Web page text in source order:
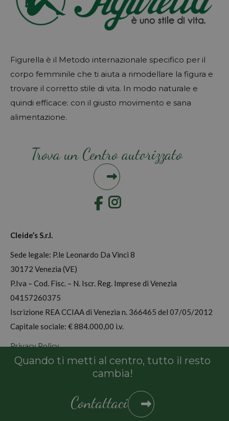
Figurella è il Metodo internazionale specifico per il
corpo femminile che ti aiuta a rimodellare la figura e
trovare il corretto stile di vita. In modo naturale e
quindi efficace: con il giusto movimento e sana
alimentazione.
Trova un Centro autorizzato
Instagram
Cleide’s S.r.l.
Sede legale: P.le Leonardo Da Vinci 8
30172 Venezia (VE)
P.Iva – Cod. Fisc. – N. Iscr. Reg. Imprese di Venezia
04157260375
Iscrizione REA CCIAA di Venezia n. 366465 del 07/05/2012
Capitale sociale: € 884.000,00 i.v.
Privacy Policy
Cookie Policy
© Figurella 2022. Tutti i diritti riservati.
Quando ti metti al centro, tutto il resto
cambia!
Contattaci